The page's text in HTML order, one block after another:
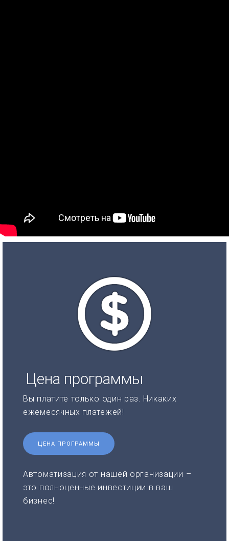
Цена программы
Вы платите только один раз. Никаких
ежемесячных платежей!
ЦЕНА ПРОГРАММЫ
Автоматизация от нашей организации –
это полноценные инвестиции в ваш
бизнес!